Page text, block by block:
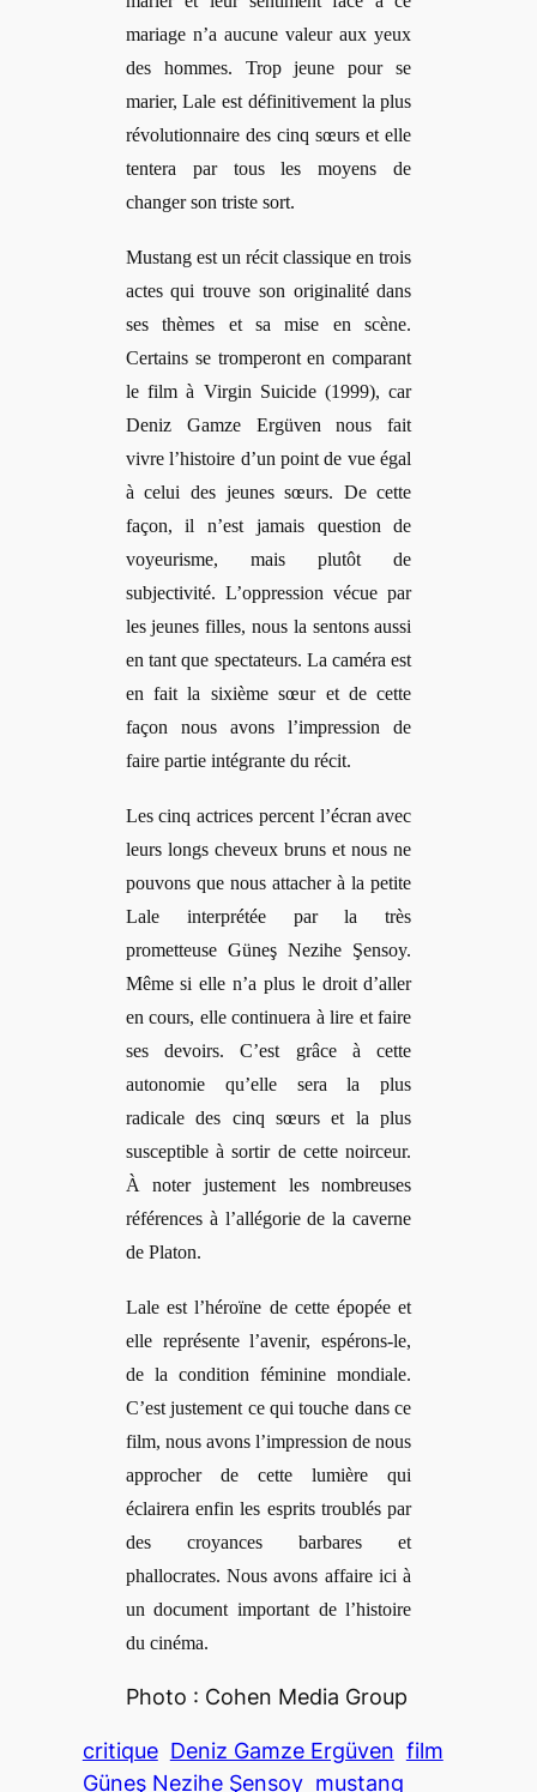
mariage n’a aucune valeur aux yeux
des hommes. Trop jeune pour se
marier, Lale est définitivement la plus
révolutionnaire des cinq sœurs et elle
tentera par tous les moyens de
changer son triste sort.
Mustang est un récit classique en trois
actes qui trouve son originalité dans
ses thèmes et sa mise en scène.
Certains se tromperont en comparant
le film à Virgin Suicide (1999), car
Deniz Gamze Ergüven nous fait
vivre l’histoire d’un point de vue égal
à celui des jeunes sœurs. De cette
façon, il n’est jamais question de
voyeurisme, mais plutôt de
subjectivité. L’oppression vécue par
les jeunes filles, nous la sentons aussi
en tant que spectateurs. La caméra est
en fait la sixième sœur et de cette
façon nous avons l’impression de
faire partie intégrante du récit.
Les cinq actrices percent l’écran avec
leurs longs cheveux bruns et nous ne
pouvons que nous attacher à la petite
Lale interprétée par la très
prometteuse GüneşNezihe Şensoy.
Même si elle n’a plus le droit d’aller
en cours, elle continuera à lire et faire
ses devoirs. C’est grâce à cette
autonomiequ’elle sera la plus
radicale des cinq sœurs et la plus
susceptible à sortir de cette noirceur.
À noter justement les nombreuses
références à l’allégorie de la caverne
de Platon.
Lale est l’héroïne de cette épopée et
elle représente l’avenir, espérons-le,
de la condition féminine mondiale.
C’est justement ce qui touche dans ce
film, nous avons l’impression de nous
approcher de cette lumière qui
éclairera enfin les esprits troublés par
des croyances barbares et
phallocrates. Nous avons affaire ici à
un document important de l’histoire
du cinéma.
Photo : Cohen Media Group
critique Deniz Gamze Ergüven film
Güneş Nezihe Şensoy mustang